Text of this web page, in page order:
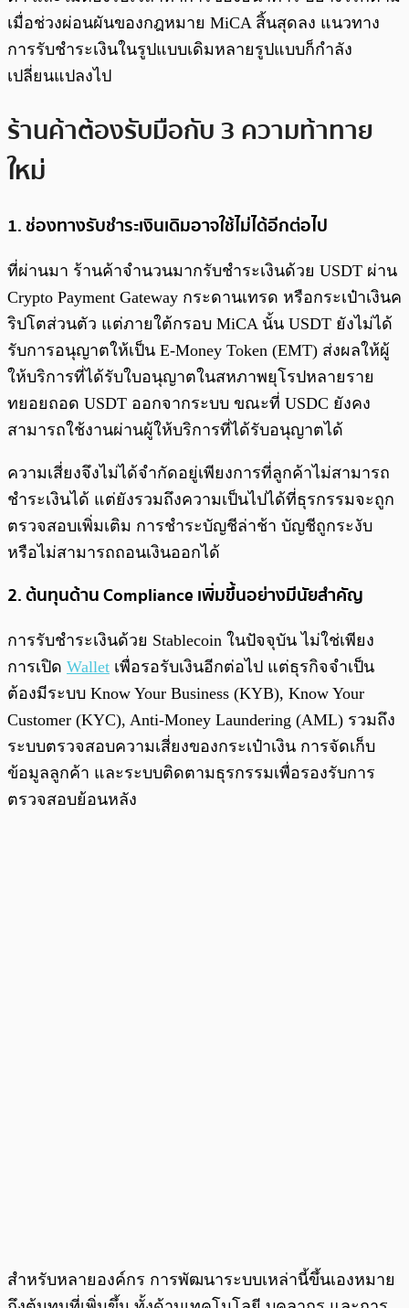
เมื่อช่วงผ่อนผันของกฎหมาย MiCA สิ้นสุดลง แนวทาง
การรับชำระเงินในรูปแบบเดิมหลายรูปแบบก็กำลัง
เปลี่ยนแปลงไป
ร้านค้าต้องรับมือกับ 3 ความท้าทาย
ใหม่
1. ช่องทางรับชำระเงินเดิมอาจใช้ไม่ได้อีกต่อไป
ที่ผ่านมา ร้านค้าจำนวนมากรับชำระเงินด้วย USDT ผ่าน
Crypto Payment Gateway กระดานเทรด หรือกระเป๋าเงินค
ริปโตส่วนตัว แต่ภายใต้กรอบ MiCA นั้น USDT ยังไม่ได้
รับการอนุญาตให้เป็น E-Money Token (EMT) ส่งผลให้ผู้
ให้บริการที่ได้รับใบอนุญาตในสหภาพยุโรปหลายราย
ทยอยถอด USDT ออกจากระบบ ขณะที่ USDC ยังคง
สามารถใช้งานผ่านผู้ให้บริการที่ได้รับอนุญาตได้
ความเสี่ยงจึงไม่ได้จำกัดอยู่เพียงการที่ลูกค้าไม่สามารถ
ชำระเงินได้ แต่ยังรวมถึงความเป็นไปได้ที่ธุรกรรมจะถูก
ตรวจสอบเพิ่มเติม การชำระบัญชีล่าช้า บัญชีถูกระงับ
หรือไม่สามารถถอนเงินออกได้
2. ต้นทุนด้าน Compliance เพิ่มขึ้นอย่างมีนัยสำคัญ
การรับชำระเงินด้วย Stablecoin ในปัจจุบัน ไม่ใช่เพียง
การเปิด Wallet เพื่อรอรับเงินอีกต่อไป แต่ธุรกิจจำเป็น
ต้องมีระบบ Know Your Business (KYB), Know Your
Customer (KYC), Anti-Money Laundering (AML) รวมถึง
ระบบตรวจสอบความเสี่ยงของกระเป๋าเงิน การจัดเก็บ
ข้อมูลลูกค้า และระบบติดตามธุรกรรมเพื่อรองรับการ
ตรวจสอบย้อนหลัง
สำหรับหลายองค์กร การพัฒนาระบบเหล่านี้ขึ้นเองหมาย